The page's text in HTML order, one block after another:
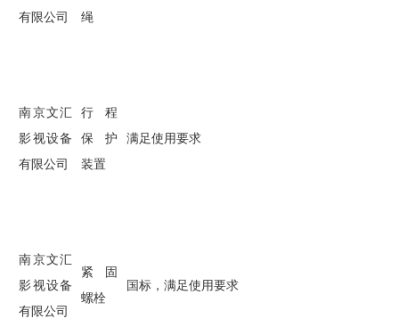
有限公司
绳
南京文汇
影视设备
有限公司
行程
保护
装置
满足使用要求
南京文汇
影视设备
有限公司
紧固
螺栓
国标，满足使用要求